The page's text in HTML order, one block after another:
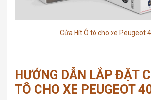
Cửa Hít Ô tô cho xe Peugeot
HƯỚNG DẪN LẮP ĐẶT
TÔ CHO XE PEUGEOT